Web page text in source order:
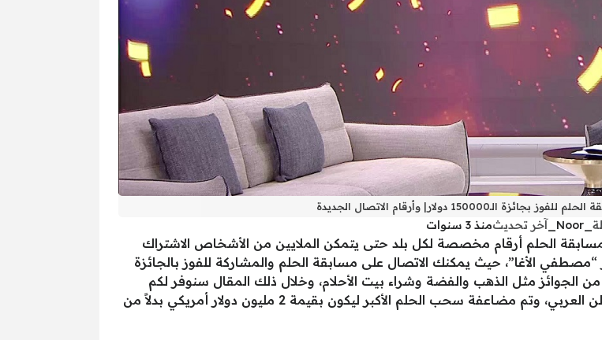
دولار| وأرقام الاتصال الجديدة
آخر تحديثمنذ 3 سنوات
الحلم أرقام مخصصة لكل بلد حتى يتمكن الملايين من الأشخاص الاشتراك
“مصطفي الأغا”، حيث يمكنك الاتصال على مسابقة الحلم والمشاركة للفوز بالجائزة
العديد من الجوائز مثل الذهب والفضة وشراء بيت الأحلام، وخلال ذلك المقال سنوفر لكم
التعرف على الأرقام الخاصة بمسابقة الحلم 2025 لجميع الوطن العربي، وتم مضاعفة سحب الحلم الأكبر ليكون بقيمة 2 مليون دولار أمريكي بدلاً من